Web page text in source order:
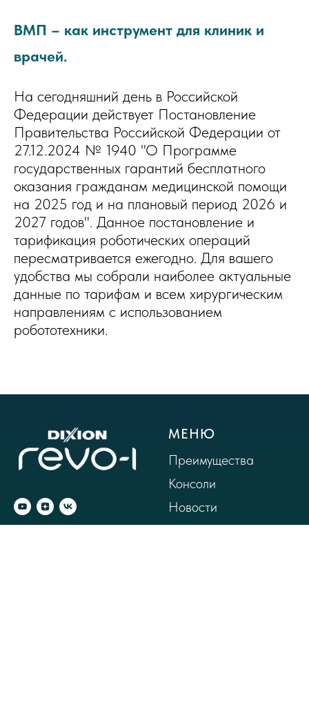
ВМП – как инструмент для клиник и
врачей.
На сегодняшний день в Российской
Федерации действует Постановление
Правительства Российской Федерации от
27.12.2024 № 1940 "О Программе
государственных гарантий бесплатного
оказания гражданам медицинской помощи
на 2025 год и на плановый период 2026 и
2027 годов". Данное постановление и
тарификация роботических операций
пересматривается ежегодно. Для вашего
удобства мы собрали наиболее актуальные
данные по тарифам и всем хирургическим
направлениям с использованием
робототехники.
МЕНЮ
Преимущества
Консоли
Новости